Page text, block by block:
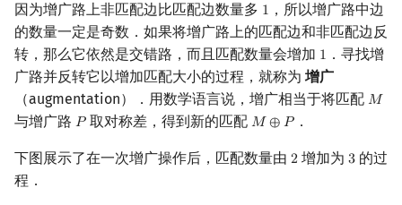
因为增广路上非匹配边比匹配边数量多 1
1 ，所以增广路中边
的数量一定是奇数．如果将增广路上的匹配边和非匹配边反
转，那么它依然是交错路，而且匹配数量会增加 1
1 ．寻找增
广路并反转它以增加匹配大小的过程，就称为 增广
（augmentation）．用数学语言说，增广相当于将匹配 𝑀
M
与增广路 𝑃
P 取对称差，得到新的匹配𝑀 ⊕𝑃
M⊕P ．
下图展示了在一次增广操作后，匹配数量由 2
2 增加为 3
3 的过
程．